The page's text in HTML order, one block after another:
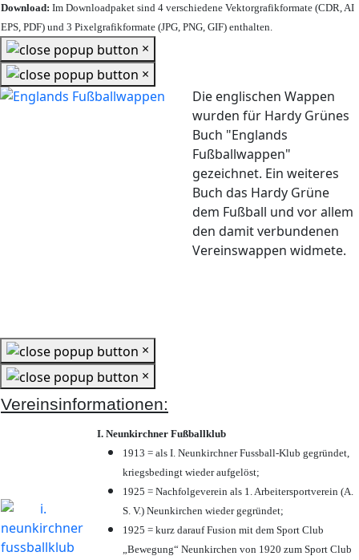
Download: Im Downloadpaket sind 4 verschiedene Vektorgrafikformate (CDR, AI
EPS, PDF) und 3 Pixelgrafikformate (JPG, PNG, GIF) enthalten.
×
×
Die englischen Wappen
wurden für Hardy Grünes
Buch "Englands
Fußballwappen"
gezeichnet. Ein weiteres
Buch das Hardy Grüne
dem Fußball und vor allem
den damit verbundenen
Vereinswappen widmete.
×
×
Vereinsinformationen:
I. Neunkirchner Fußballklub
1913 = als I. Neunkirchner Fussball-Klub gegründet,
kriegsbedingt wieder aufgelöst;
1925 = Nachfolgeverein als 1. Arbeitersportverein (A.
S. V.) Neunkirchen wieder gegründet;
1925 = kurz darauf Fusion mit dem Sport Club
„Bewegung“ Neunkirchen von 1920 zum Sport Club